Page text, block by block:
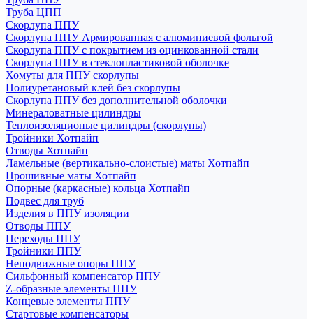
Труба ЦПП
Скорлупа ППУ
Скорлупа ППУ Армированная с алюминиевой фольгой
Скорлупа ППУ с покрытием из оцинкованной стали
Скорлупа ППУ в стеклопластиковой оболочке
Хомуты для ППУ скорлупы
Полиуретановый клей без скорлупы
Скорлупа ППУ без дополнительной оболочки
Минераловатные цилиндры
Теплоизоляционые цилиндры (скорлупы)
Тройники Хотпайп
Отводы Хотпайп
Ламельные (вертикально-слоистые) маты Хотпайп
Прошивные маты Хотпайп
Опорные (каркасные) кольца Хотпайп
Подвес для труб
Изделия в ППУ изоляции
Отводы ППУ
Переходы ППУ
Тройники ППУ
Неподвижные опоры ППУ
Cильфонный компенсатор ППУ
Z-образные элементы ППУ
Концевые элементы ППУ
Стартовые компенсаторы